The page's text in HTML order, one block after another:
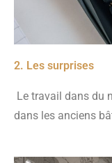
2. Les surprises
Le travail dans du
dans les anciens